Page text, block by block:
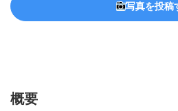
写真を投稿
概要